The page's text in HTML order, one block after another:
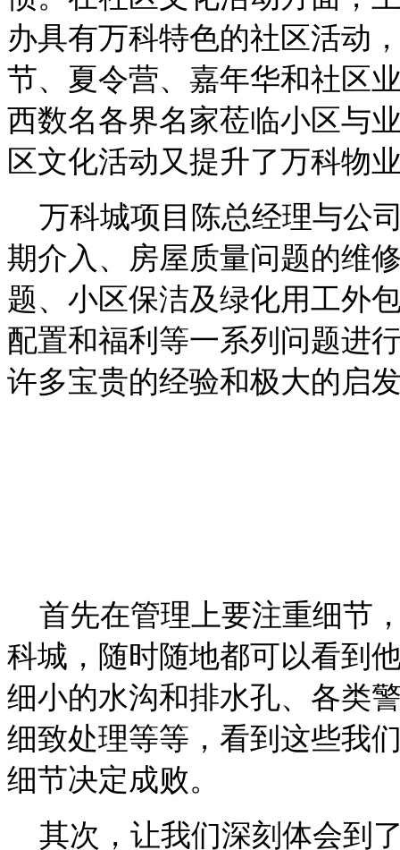
办具有万科特色的社区活动
节、夏令营、嘉年华和社区
西数名各界名家莅临小区与
区文化活动又提升了万科物
万科城项目陈总经理与公
期介入、房屋质量问题的维
题、小区保洁及绿化用工外
配置和福利等一系列问题进
许多宝贵的经验和极大的启
首先在管理上要注重细节
科城，随时随地都可以看到
细小的水沟和排水孔、各类
细致处理等等，看到这些我
细节决定成败。
其次，让我们深刻体会到